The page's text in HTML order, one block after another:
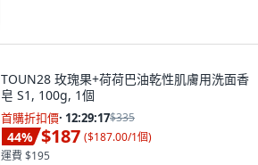
TOUN28 玫瑰果+荷荷巴油乾性肌膚用洗面香
皂 S1, 100g, 1個
首購折扣價· 12:29:15$335
44% $187 ($187.00/1個)
運費 $195